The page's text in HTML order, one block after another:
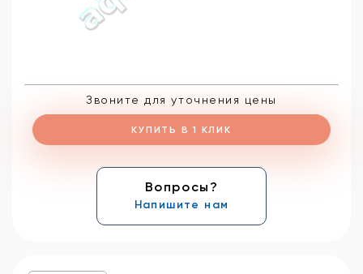
Звоните для уточнения цены
КУПИТЬ В 1 КЛИК
Вопросы?
Напишите нам